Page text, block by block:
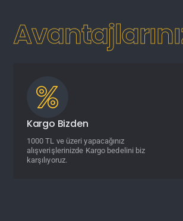
Kargo Bizden
1000 TL ve üzeri yapacağınız
alışverişlerinizde Kargo bedelini biz
karşılıyoruz.